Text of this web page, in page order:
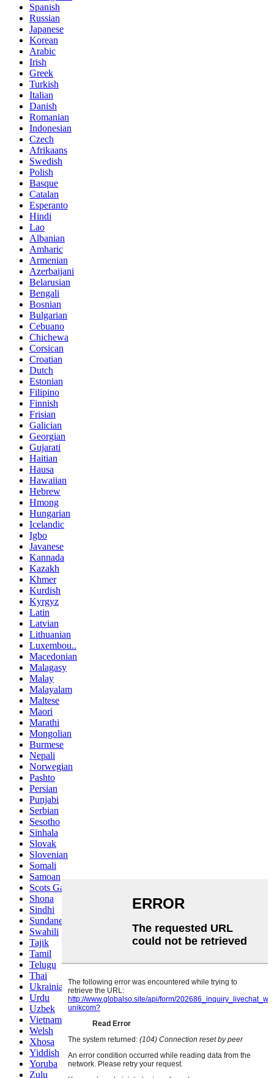
Spanish
Russian
Japanese
Korean
Arabic
Irish
Greek
Turkish
Italian
Danish
Romanian
Indonesian
Czech
Afrikaans
Swedish
Polish
Basque
Catalan
Esperanto
Hindi
Lao
Albanian
Amharic
Armenian
Azerbaijani
Belarusian
Bengali
Bosnian
Bulgarian
Cebuano
Chichewa
Corsican
Croatian
Dutch
Estonian
Filipino
Finnish
Frisian
Galician
Georgian
Gujarati
Haitian
Hausa
Hawaiian
Hebrew
Hmong
Hungarian
Icelandic
Igbo
Javanese
Kannada
Kazakh
Khmer
Kurdish
Kyrgyz
Latin
Latvian
Lithuanian
Luxembou..
Macedonian
Malagasy
Malay
Malayalam
Maltese
Maori
Marathi
Mongolian
Burmese
Nepali
Norwegian
Pashto
Persian
Punjabi
Serbian
Sesotho
Sinhala
Slovak
Slovenian
Somali
Samoan
Scots Gaelic
Shona
Sindhi
Sundanese
Swahili
Tajik
Tamil
Telugu
Thai
Ukrainian
Urdu
Uzbek
Vietnamese
Welsh
Xhosa
Yiddish
Yoruba
Zulu